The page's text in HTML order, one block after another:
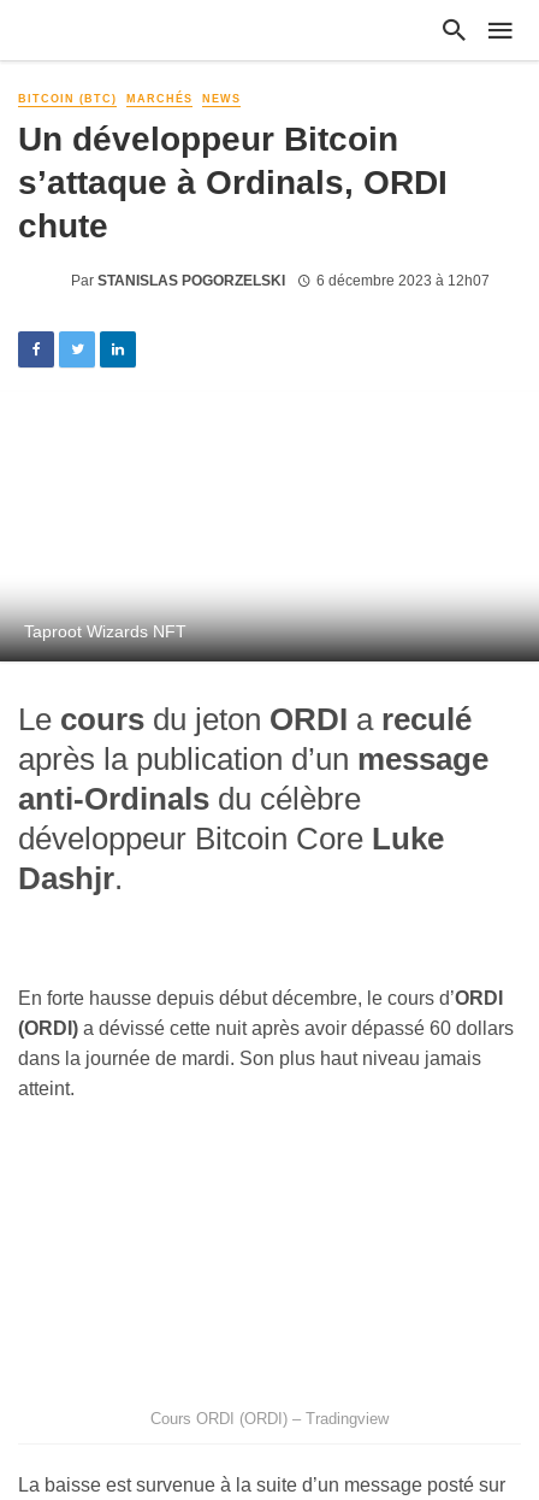
BITCOIN (BTC) MARCHÉS NEWS
Un développeur Bitcoin
s’attaque à Ordinals, ORDI
chute
Par STANISLAS POGORZELSKI 6 décembre 2023 à 12h07
Taproot Wizards NFT
Le cours du jeton ORDI a reculé
après la publication d’un message
anti-Ordinals du célèbre
développeur Bitcoin Core Luke
Dashjr.
En forte hausse depuis début décembre, le cours d’ORDI
(ORDI) a dévissé cette nuit après avoir dépassé 60 dollars
dans la journée de mardi. Son plus haut niveau jamais
atteint.
Cours ORDI (ORDI) – Tradingview
La baisse est survenue à la suite d’un message posté sur